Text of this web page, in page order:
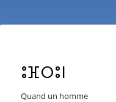
ⵓⴼⵔⵓⵏ
Quand un homme